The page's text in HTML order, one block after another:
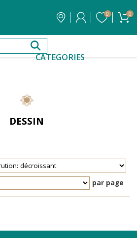
0 0
CATEGORIES
SOIGNER
DESSIN
par page